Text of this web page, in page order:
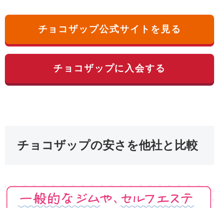
チョコザップ公式サイトを見る
チョコザップに入会する
チョコザップの安さを他社と比較